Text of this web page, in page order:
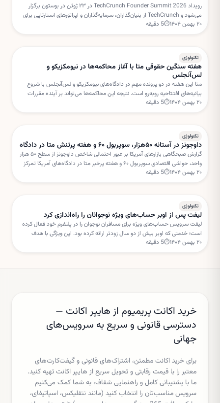
رویداد TechCrunch Founder Summit 2026 در ۲۳ ژوئن در بوستون برگزار
می‌شود و TechCrunch از بنیان‌گذاران، سرمایه‌گذاران و اپراتورهای استارتاپی برای
هدایت میزگردهای تعاملی دعوت کرده است.
۲۰ بهمن ۱۴۰۴ ⏱
5 دقیقه
تکنولوژی
هفته سنگین حقوقی متا با آغاز محاکمه‌ها در نیومکزیکو و
لس‌آنجلس
متا این هفته در دو پرونده مهم در دادگاه‌های نیومکزیکو و لس‌آنجلس با شروع
بیانیه‌های افتتاحیه روبه‌رو است. نتیجه این محاکمه‌ها می‌تواند بر آینده مقررات
شبکه‌های اجتماعی و مسئولیت پلتفرم‌ها تأثیر بگذارد.
۲۰ بهمن ۱۴۰۴ ⏱
5 دقیقه
تکنولوژی
داوجونز در آستانه ۵۰هزار، سوپربول ۶۰ و هفته پرتنش متا در دادگاه
گزارش صبحگاهی بازارهای آمریکا بر عبور احتمالی شاخص داوجونز از سطح ۵۰ هزار
واحد، حواشی اقتصادی سوپربول ۶۰ و هفته پرخبر متا در دادگاه‌های آمریکا تمرکز
دارد. این تحولات می‌تواند مسیر سهام فناوری را در کوتاه‌مدت تحت تأثیر قرار دهد.
۲۰ بهمن ۱۴۰۴ ⏱
5 دقیقه
تکنولوژی
لیفت پس از اوبر حساب‌های ویژه نوجوانان را راه‌اندازی کرد
لیفت سرویس حساب‌های ویژه برای مسافران نوجوان را در پلتفرم خود فعال کرده
است؛ خدمتی که اوبر بیش از دو سال زودتر ارائه کرده بود. این ویژگی با هدف
افزایش امنیت و نظارت والدین طراحی شده است.
۲۰ بهمن ۱۴۰۴ ⏱
5 دقیقه
خرید اکانت پریمیوم از هایپر اکانت —
دسترسی قانونی و سریع به سرویس‌های
جهانی
برای خرید اکانت مطمئن، اشتراک‌های قانونی و گیفت‌کارت‌های
معتبر را با قیمت رقابتی و تحویل سریع از هایپر اکانت تهیه کنید.
ما با پشتیبانی کامل و راهنمایی شفاف، به شما کمک می‌کنیم
سرویس مناسب‌تان را انتخاب کنید (مانند نتفلیکس، اسپاتیفای،